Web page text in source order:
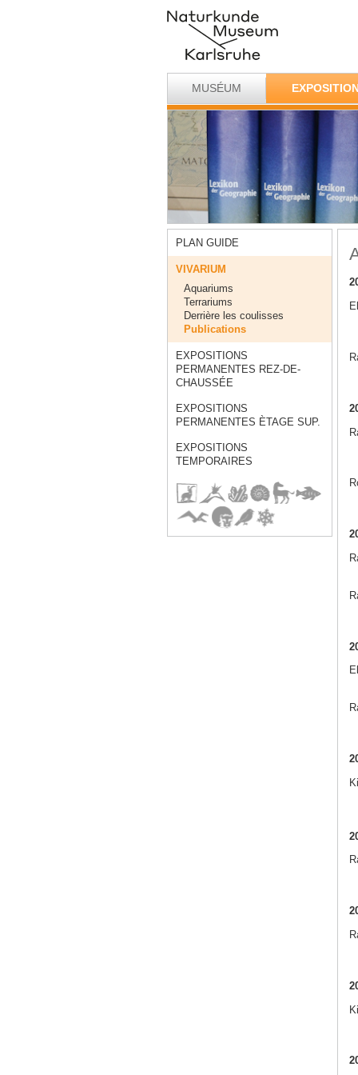
MUSÉUM
PLAN GUIDE
VIVARIUM
Aquariums
Terrariums
Derrière les coulisses
Publications
EXPOSITIONS
PERMANENTES REZ-DE-
CHAUSSÉE
EXPOSITIONS
PERMANENTES ÈTAGE SUP.
EXPOSITIONS
TEMPORAIRES